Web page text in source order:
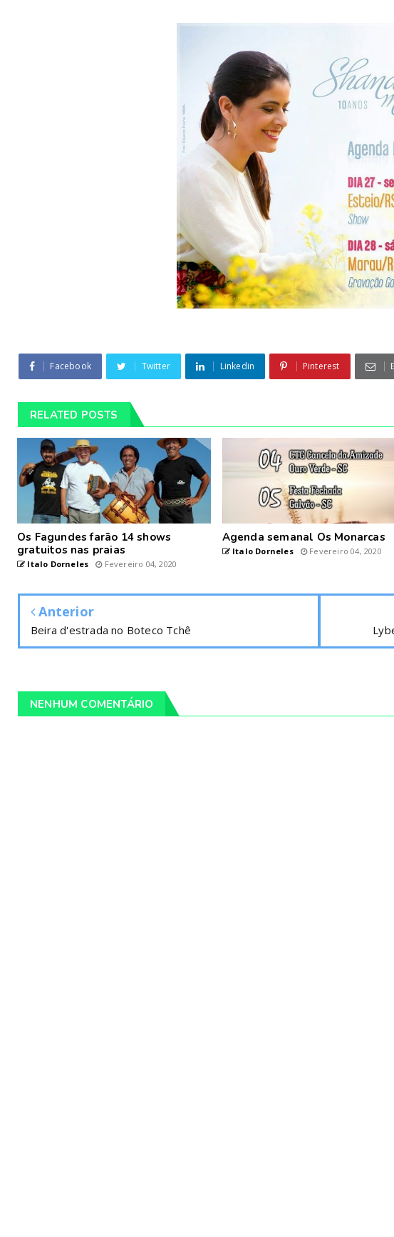
Facebook Twitter Linkedin Pinterest
RELATED POSTS
Os Fagundes farão 14 shows
gratuitos nas praias
Italo Dorneles Fevereiro 04, 2020
Agenda semanal Os Monarcas
Italo Dorneles Fevereiro 04, 2020
Anterior
Beira d'estrada no Boteco Tchê
NENHUM COMENTÁRIO